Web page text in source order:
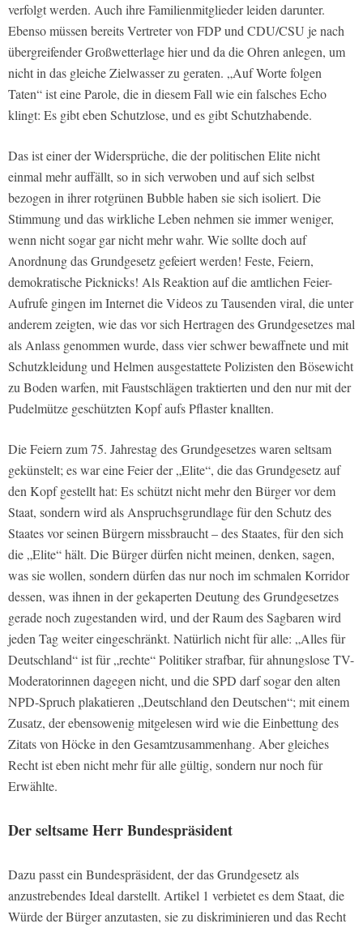
verfolgt werden. Auch ihre Familienmitglieder leiden darunter.
Ebenso müssen bereits Vertreter von FDP und CDU/CSU je nach
übergreifender Großwetterlage hier und da die Ohren anlegen, um
nicht in das gleiche Zielwasser zu geraten. „Auf Worte folgen
Taten“ ist eine Parole, die in diesem Fall wie ein falsches Echo
klingt: Es gibt eben Schutzlose, und es gibt Schutzhabende.
Das ist einer der Widersprüche, die der politischen Elite nicht
einmal mehr auffällt, so in sich verwoben und auf sich selbst
bezogen in ihrer rotgrünen Bubble haben sie sich isoliert. Die
Stimmung und das wirkliche Leben nehmen sie immer weniger,
wenn nicht sogar gar nicht mehr wahr. Wie sollte doch auf
Anordnung das Grundgesetz gefeiert werden! Feste, Feiern,
demokratische Picknicks! Als Reaktion auf die amtlichen Feier-
Aufrufe gingen im Internet die Videos zu Tausenden viral, die unter
anderem zeigten, wie das vor sich Hertragen des Grundgesetzes mal
als Anlass genommen wurde, dass vier schwer bewaffnete und mit
Schutzkleidung und Helmen ausgestattete Polizisten den Bösewicht
zu Boden warfen, mit Faustschlägen traktierten und den nur mit der
Pudelmütze geschützten Kopf aufs Pflaster knallten.
Die Feiern zum 75. Jahrestag des Grundgesetzes waren seltsam
gekünstelt; es war eine Feier der „Elite“, die das Grundgesetz auf
den Kopf gestellt hat: Es schützt nicht mehr den Bürger vor dem
Staat, sondern wird als Anspruchsgrundlage für den Schutz des
Staates vor seinen Bürgern missbraucht – des Staates, für den sich
die „Elite“ hält. Die Bürger dürfen nicht meinen, denken, sagen,
was sie wollen, sondern dürfen das nur noch im schmalen Korridor
dessen, was ihnen in der gekaperten Deutung des Grundgesetzes
gerade noch zugestanden wird, und der Raum des Sagbaren wird
jeden Tag weiter eingeschränkt. Natürlich nicht für alle: „Alles für
Deutschland“ ist für „rechte“ Politiker strafbar, für ahnungslose TV-
Moderatorinnen dagegen nicht, und die SPD darf sogar den alten
NPD-Spruch plakatieren „Deutschland den Deutschen“; mit einem
Zusatz, der ebensowenig mitgelesen wird wie die Einbettung des
Zitats von Höcke in den Gesamtzusammenhang. Aber gleiches
Recht ist eben nicht mehr für alle gültig, sondern nur noch für
Erwählte.
Der seltsame Herr Bundespräsident
Dazu passt ein Bundespräsident, der das Grundgesetz als
anzustrebendes Ideal darstellt. Artikel 1 verbietet es dem Staat, die
Würde der Bürger anzutasten, sie zu diskriminieren und das Recht